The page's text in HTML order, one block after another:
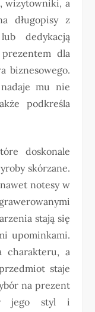
wizytowniki, a
długopisy z
dedykacją
dla
biznesowego.
mu nie
podkreśla
doskonale
skórzane.
notesy w
stają się
upominkami.
charakteru, a
staje
na prezent
jego styl i